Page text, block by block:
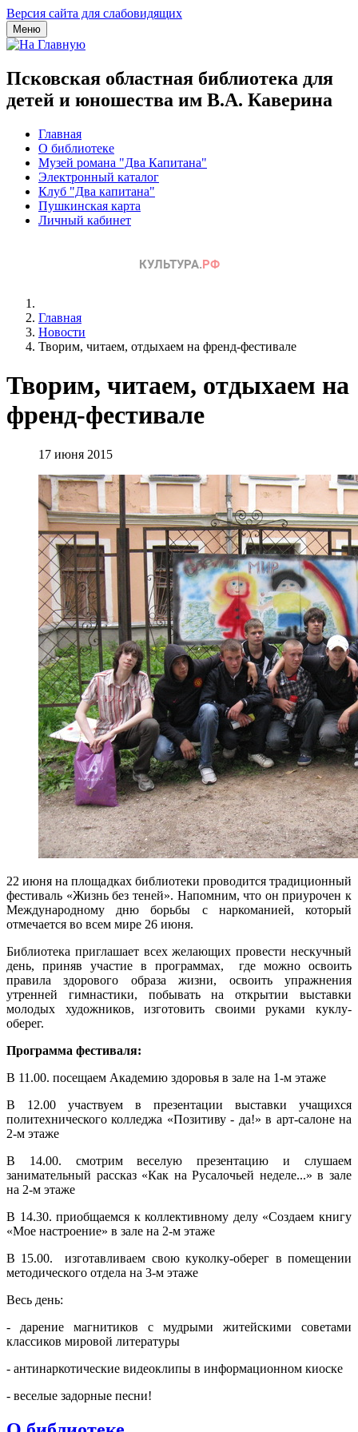
Версия сайта для слабовидящих
Меню
Псковская областная библиотека для
детей и юношества им В.А. Каверина
Главная
О библиотеке
Музей романа "Два Капитана"
Электронный каталог
Клуб "Два капитана"
Пушкинская карта
Личный кабинет
Главная
Новости
Творим, читаем, отдыхаем на френд-фестивале
Творим, читаем, отдыхаем на
френд-фестивале
17 июня 2015
22 июня на площадках библиотеки проводится традиционный
фестиваль «Жизнь без теней». Напомним, что он приурочен к
Международному дню борьбы с наркоманией, который
отмечается во всем мире 26 июня.
Библиотека приглашает всех желающих провести нескучный
день, приняв участие в программах, где можно освоить
правила здорового образа жизни, освоить упражнения
утренней гимнастики, побывать на открытии выставки
молодых художников, изготовить своими руками куклу-
оберег.
Программа фестиваля:
В 11.00. посещаем Академию здоровья в зале на 1-м этаже
В 12.00 участвуем в презентации выставки учащихся
политехнического колледжа «Позитиву - да!» в арт-салоне на
2-м этаже
В 14.00. смотрим веселую презентацию и слушаем
занимательный рассказ «Как на Русалочьей неделе...» в зале
на 2-м этаже
В 14.30. приобщаемся к коллективному делу «Создаем книгу
«Мое настроение» в зале на 2-м этаже
В 15.00. изготавливаем свою куколку-оберег в помещении
методического отдела на 3-м этаже
Весь день:
- дарение магнитиков с мудрыми житейскими советами
классиков мировой литературы
- антинаркотические видеоклипы в информационном киоске
- веселые задорные песни!